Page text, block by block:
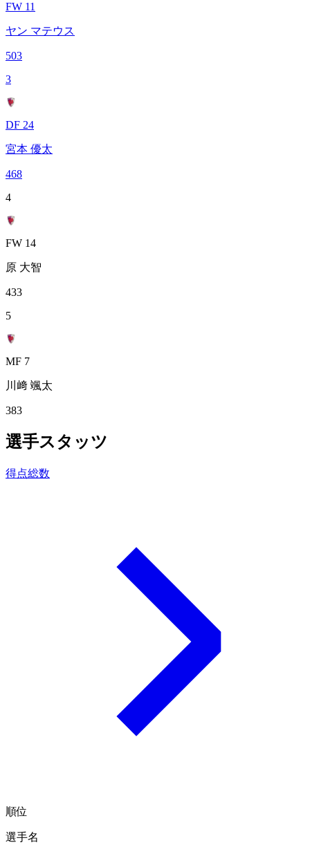
FW 11
ヤン マテウス
503
3
DF 24
宮本 優太
468
4
FW 14
原 大智
433
5
MF 7
川﨑 颯太
383
選手スタッツ
得点総数
順位
選手名